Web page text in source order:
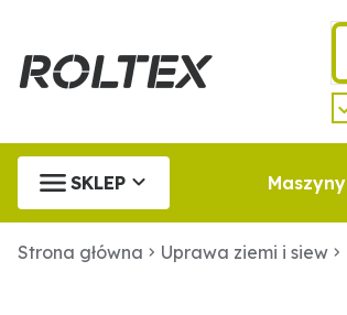
SKLEP Maszyny
Strona główna Uprawa ziemi i siew